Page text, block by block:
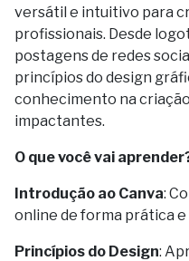
versátil e intuitivo para
profissionais. Desde
postagens de redes
princípios do design
conhecimento na
impactantes.
O que você vai
Introdução ao Canva:
online de forma prática
Princípios do Design: